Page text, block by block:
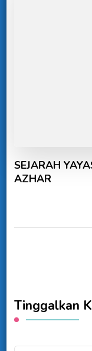
SEJARAH
AZHAR
Tinggalkan